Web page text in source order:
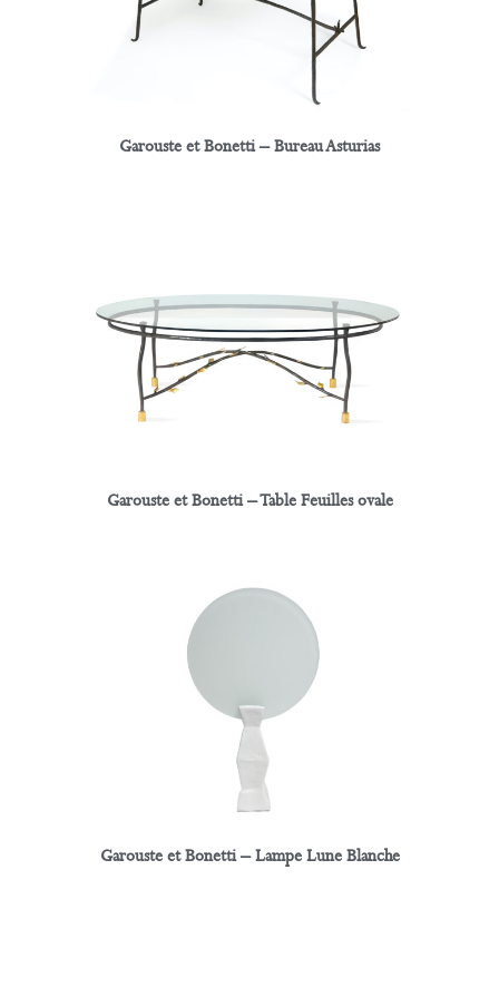
Garouste et Bonetti – Bureau Asturias
Garouste et Bonetti – Table Feuilles ovale
Garouste et Bonetti – Lampe Lune Blanche